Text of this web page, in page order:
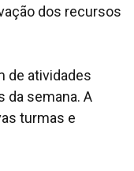
dos recursos
de atividades
da semana. A
turmas e